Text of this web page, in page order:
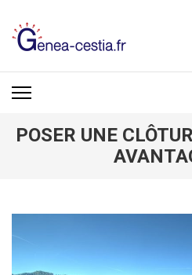
contenu
Entrée)
GENEA-
POSER UNE